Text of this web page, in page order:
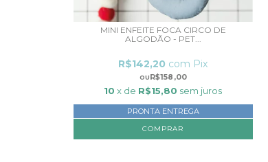
MINI ENFEITE FOCA CIRCO DE
ALGODÃO - PET...
R$158,00
R$142,20 com Pix
10 x de R$15,80 sem juros
PRONTA ENTREGA